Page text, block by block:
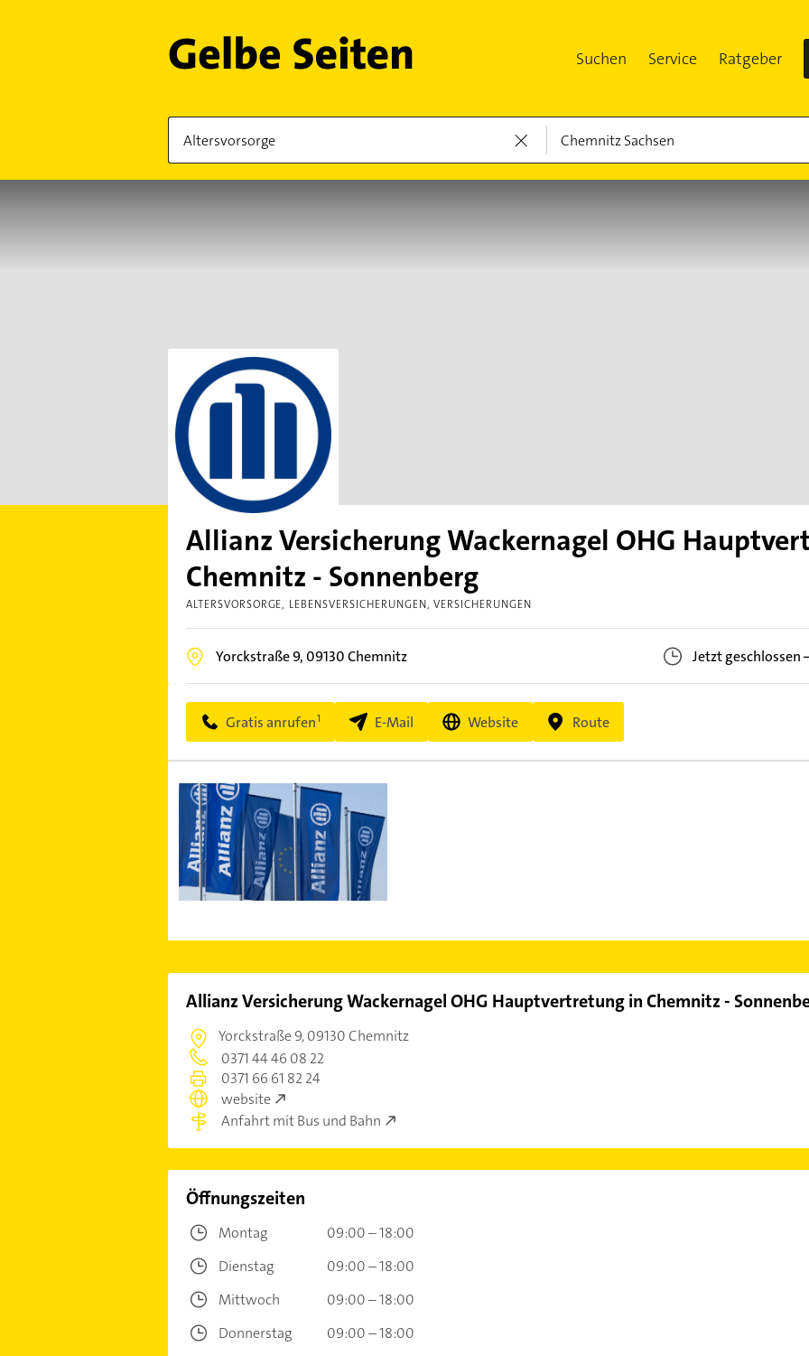
Suchen Service Ratgeber
Allianz Versicherung Wackernagel OHG
Chemnitz - Sonnenberg
ALTERSVORSORGE LEBENSVERSICHERUNGEN VERSICHERUNGEN
Yorckstraße 9,09130Chemnitz Jetzt geschlossen
Gratis anrufen E-Mail Website Route
Allianz Versicherung Wackernagel OHG Hauptvertretung in Chemnitz -
Yorckstraße 9,09130 Chemnitz
0371 44 46 08 22
0371 66 61 82 24
website
Anfahrt mit Bus und Bahn
Öffnungszeiten
Montag
09:00 – 18:00
Dienstag
09:00 – 18:00
Mittwoch
09:00 – 18:00
Donnerstag
09:00 – 18:00